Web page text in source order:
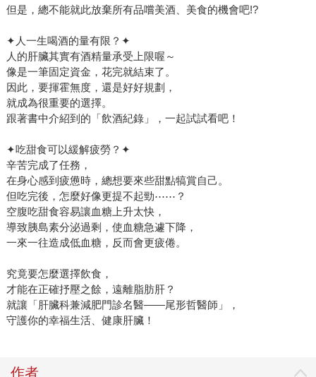
但是，總不能就此放棄所有品嚐美酒、美食的機會吧!?
✦人一生喝酒的量有限？✦
人的肝臟其實有酒精量承受上限喔～
像是一筆固定資金，花完就結束了。
因此，要揮霍無度，還是好好規劃，
就成為很重要的選擇。
跟著書中介紹到的「飲酒紀錄」，一起試試看吧！
✦吃甜食可以緩解疲勞？✦
辛苦完成了任務，
在身心感到疲憊時，總想要來些甜點犒賞自己。
但吃完後，怎麼好像更提不起勁⋯⋯？
空腹吃甜食容易讓血糖上升太快，
導致胰島素分泌過剩，使血糖急遽下降，
一來一往造成低血糖，反而會更疲倦。
究竟要怎麼選擇飲食，
才能在正確抒壓之餘，遠離脂肪肝？
就讓「肝臟科兼減肥門診名醫——尾形哲醫師」，
守護你的幸福生活、健康肝臟！
作者